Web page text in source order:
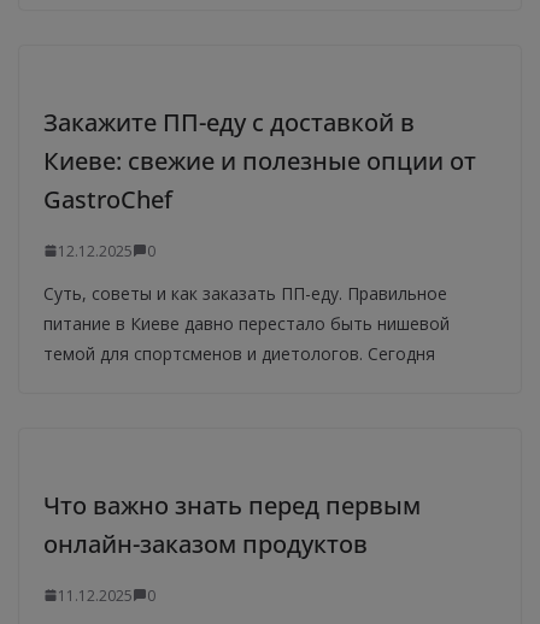
Закажите ПП-еду с доставкой в
Киеве: свежие и полезные опции от
GastroChef
12.12.2025 0
Суть, советы и как заказать ПП-еду. Правильное
питание в Киеве давно перестало быть нишевой
темой для спортсменов и диетологов. Сегодня
Что важно знать перед первым
онлайн-заказом продуктов
11.12.2025 0